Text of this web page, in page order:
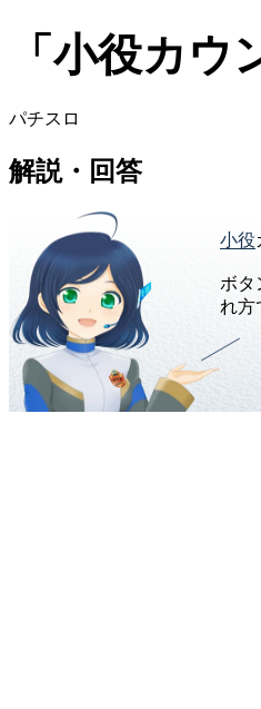
「小役カ
パチスロ
解説・回答
小役
ボタ
れ方